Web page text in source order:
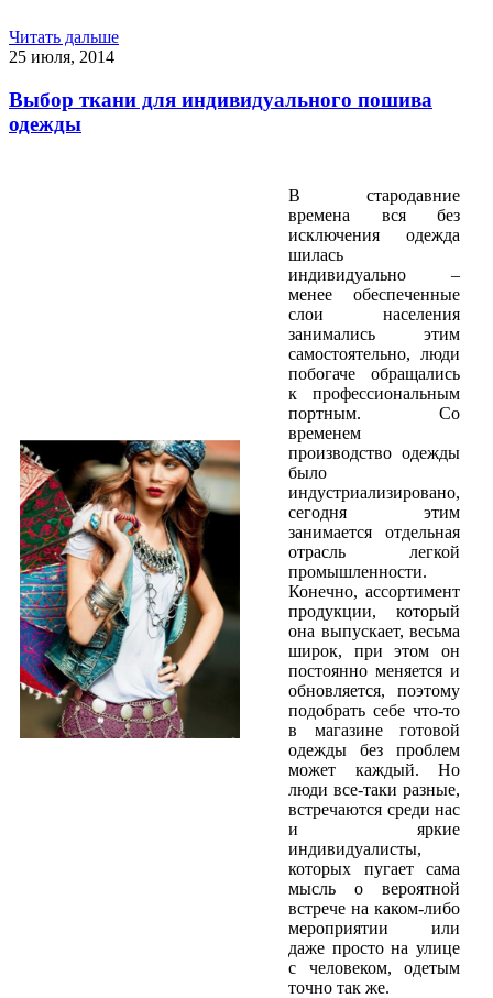
Читать дальше
25 июля, 2014
Выбор ткани для индивидуального пошива
одежды
В стародавние
времена вся без
исключения одежда
шилась
индивидуально –
менее обеспеченные
слои населения
занимались этим
самостоятельно, люди
побогаче обращались
к профессиональным
портным. Со
временем
производство одежды
было
индустриализировано,
сегодня этим
занимается отдельная
отрасль легкой
промышленности.
Конечно, ассортимент
продукции, который
она выпускает, весьма
широк, при этом он
постоянно меняется и
обновляется, поэтому
подобрать себе что-то
в магазине готовой
одежды без проблем
может каждый. Но
люди все-таки разные,
встречаются среди нас
и яркие
индивидуалисты,
которых пугает сама
мысль о вероятной
встрече на каком-либо
мероприятии или
даже просто на улице
с человеком, одетым
точно так же.